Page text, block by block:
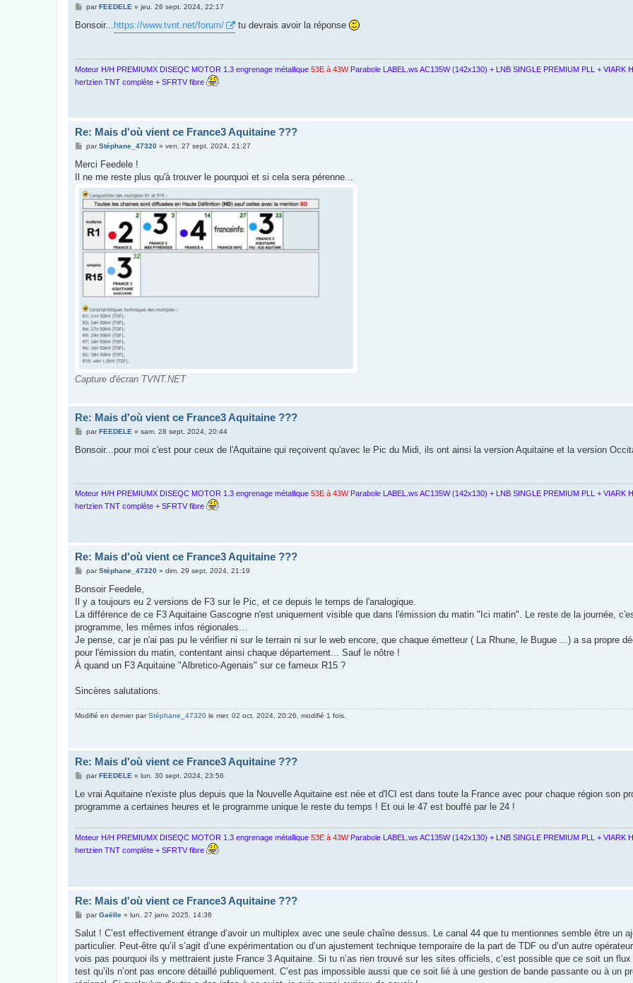
M
s
parFEEDELE » jeu. 26 sept. 2024, 22:17
Bonsoir... https://www.tvnt.net/forum/ tu devrais avoir la réponse
Moteur H/H PREMIUMX DISEQC MOTOR 1.3 engrenage métallique 53E à 43WParabole LABEL.ws AC135W (142x130) + LNB SINGLE PREMIUM PLL + VIARK
hertzien TNT complète + SFRTV fibre
Re: Mais d'où vient ce France3 Aquitaine ???
M
s
a
g
e
parStéphane_47320» ven. 27 sept. 2024, 21:27
Merci Feedele !
Il ne me reste plus qu'à trouver le pourquoi et si cela sera pérenne...
Capture d'écran TVNT.NET
Re: Mais d'où vient ce France3 Aquitaine ???
M
s
parFEEDELE » sam. 28 sept. 2024, 20:44
Bonsoir...pour moi c'est pour ceux de l'Aquitaine qui reçoivent qu'avec le Pic du Midi, ils ont ainsi la version Aquitaine et la version
Moteur H/H PREMIUMX DISEQC MOTOR 1.3 engrenage métallique 53E à 43WParabole LABEL.ws AC135W (142x130) + LNB SINGLE PREMIUM PLL + VIARK
hertzien TNT complète + SFRTV fibre
Re: Mais d'où vient ce France3 Aquitaine ???
M
s
a
g
parStéphane_47320» dim. 29 sept. 2024, 21:19
Bonsoir Feedele,
Il y a toujours eu 2 versions de F3 sur le Pic, et ce depuis le temps de l'analogique.
La différence de ce F3 Aquitaine Gascogne n'est uniquement visible que dans l'émission du matin "Ici matin". Le reste de la journée,
programme, les mêmes infos régionales...
Je pense, car je n'ai pas pu le vérifier ni sur le terrain ni sur le web encore, que chaque émetteur ( La Rhune, le Bugue ...) a sa propre
pour l'émission du matin, contentant ainsi chaque département... Sauf le nôtre !
À quand un F3 Aquitaine "Albretico-Agenais" sur ce fameux R15 ?
Sincères salutations.
Modifié en dernier parStéphane_47320 le mer. 02 oct. 2024, 20:26, modifié 1 fois.
Re: Mais d'où vient ce France3 Aquitaine ???
M
s
a
parFEEDELE » lun. 30 sept. 2024, 23:56
Le vrai Aquitaine n'existe plus depuis que la Nouvelle Aquitaine est née et d'ICI est dans toute la France avec pour chaque région son
programme a certaines heures et le programme unique le reste du temps ! Et oui le 47 est bouffé par le 24 !
Moteur H/H PREMIUMX DISEQC MOTOR 1.3 engrenage métallique 53E à 43WParabole LABEL.ws AC135W (142x130) + LNB SINGLE PREMIUM PLL + VIARK
hertzien TNT complète + SFRTV fibre
Re: Mais d'où vient ce France3 Aquitaine ???
M
s
a
g
parGaëlle» lun. 27 janv. 2025, 14:36
Salut ! C’est effectivement étrange d’avoir un multiplex avec une seule chaîne dessus. Le canal 44 que tu mentionnes semble être un
particulier. Peut-être qu’il s’agit d’une expérimentation ou d’un ajustement technique temporaire de la part de TDF ou d’un autre
vois pas pourquoi ils y mettraient juste France 3 Aquitaine. Si tu n’as rien trouvé sur les sites officiels, c’est possible que ce soit un
test qu’ils n’ont pas encore détaillé publiquement. C’est pas impossible aussi que ce soit lié à une gestion de bande passante ou à un